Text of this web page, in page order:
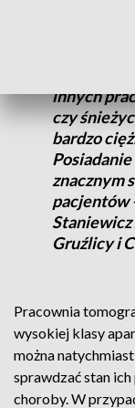
innych
czy
bardzo
znacznym
pacjentów
Staniewicz
Gruźlicy i
Pracownia
wysokiej klasy
można
sprawdzać stan
choroby. W